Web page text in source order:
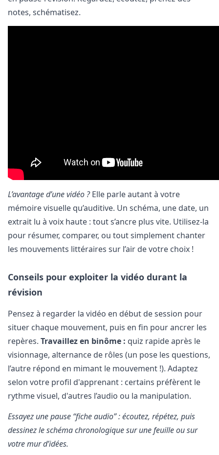
notes, schématisez.
L’avantage d’une vidéo ?Elle parle autant à votre
mémoire visuelle qu’auditive. Un schéma, une date, un
extrait lu à voix haute : tout s’ancre plus vite. Utilisez-la
pour résumer, comparer, ou tout simplement chanter
les mouvements littéraires sur l’air de votre choix !
Conseils pour exploiter la vidéo durant la
révision
Pensez à regarder la vidéo en début de session pour
situer chaque mouvement, puis en fin pour ancrer les
repères. Travaillez en binôme : quiz rapide après le
visionnage, alternance de rôles (un pose les questions,
l’autre répond en mimant le mouvement !). Adaptez
selon votre profil d'apprenant : certains préfèrent le
rythme visuel, d'autres l’audio ou la manipulation.
Essayez une pause “fiche audio” : écoutez, répétez, puis
dessinez le schéma chronologique sur une feuille ou sur
votre mur d’idées.